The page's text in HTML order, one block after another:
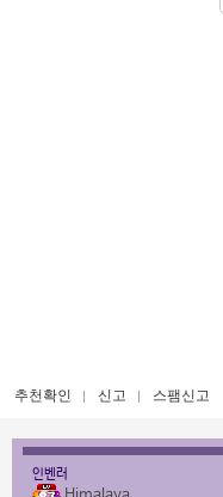
추천확인 신고 스팸신고
인벤러